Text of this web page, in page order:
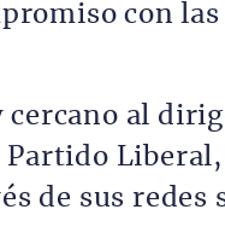
con las
cercano al
Partido
de sus redes